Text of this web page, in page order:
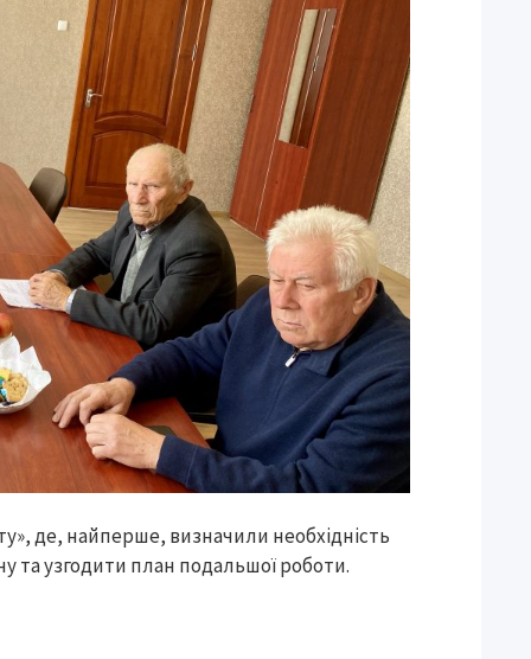
де, найперше, визначили необхідність
та узгодити план подальшої роботи.